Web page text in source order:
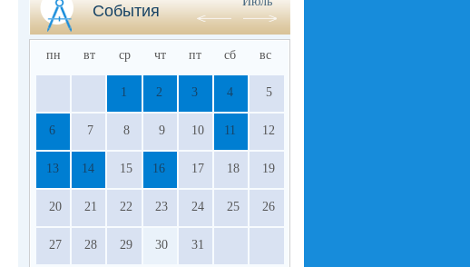
События
пн вт ср чт пт сб вс
1 2 3 4 5
6 7 8 9 10 11 12
13 14 15 16 17 18 19
20 21 22 23 24 25 26
27 28 29 30 31